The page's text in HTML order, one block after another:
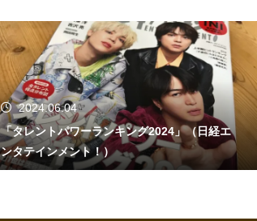
2024.05.27
【日経パソコン】（5/27号）【生成AIで日常が
劇的変化 第4回】 AI時代の趣味・エンターテイ
ンメント